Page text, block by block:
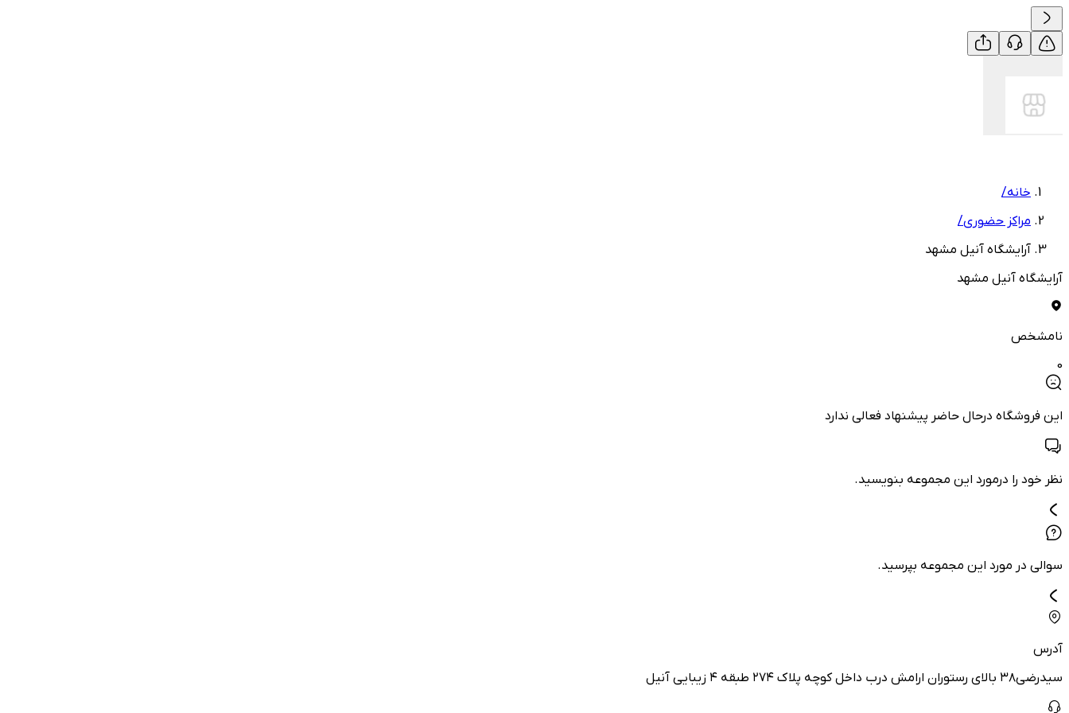
خانه/
مراکز حضوری/
آرایشگاه آنیل مشهد
آرایشگاه آنیل مشهد
نامشخص
0
این فروشگاه درحال حاضر پیشنهاد فعالی ندارد
نظر خود را درمورد این مجموعه بنویسید.
سوالی در مورد این مجموعه بپرسید.
آدرس
سیدرضی۳۸ بالای رستوران ارامش درب داخل کوچه پلاک ۲۷۴ طبقه ۴ زیبایی آنیل